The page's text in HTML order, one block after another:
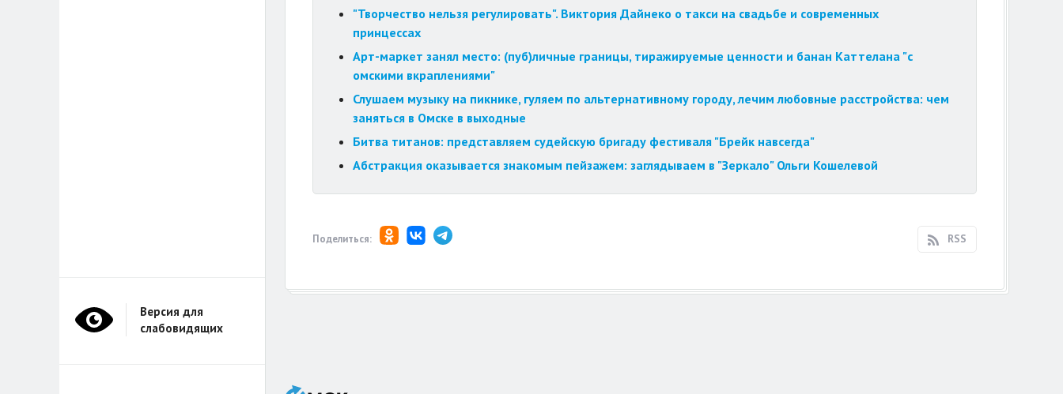
"Творчество нельзя регулировать". Виктория Дайнеко о такси на свадьбе и современных
принцессах
Арт-маркет занял место: (пуб)личные границы, тиражируемые ценности и банан Каттелана "с
омскими вкраплениями"
Слушаем музыку на пикнике, гуляем по альтернативному городу, лечим любовные расстройства: чем
заняться в Омске в выходные
Битва титанов: представляем судейскую бригаду фестиваля "Брейк навсегда"
Абстракция оказывается знакомым пейзажем: заглядываем в "Зеркало" Ольги Кошелевой
Поделиться: RSS
Версия для
слабовидящих